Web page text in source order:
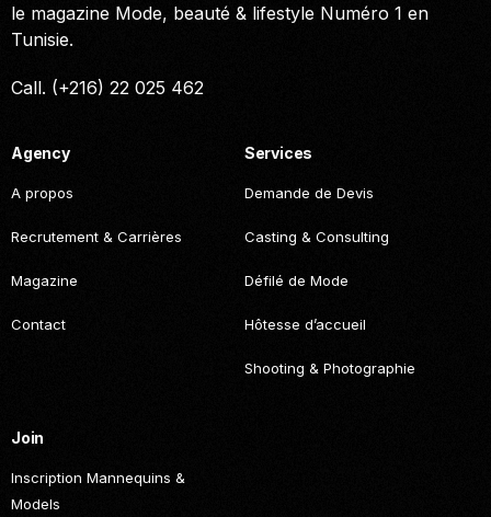
le magazine Mode, beauté & lifestyle Numéro 1 en
Tunisie.
Call. (+216) 22 025 462
Agency
A propos
Recrutement & Carrières
Magazine
Contact
Services
Demande de Devis
Casting & Consulting
Défilé de Mode
Hôtesse d’accueil
Shooting & Photographie
Join
Inscription Mannequins &
Models